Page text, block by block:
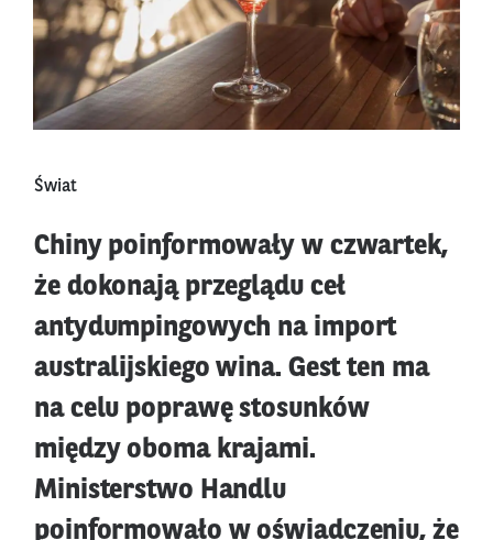
Świat
Chiny poinformowały w czwartek,
że dokonają przeglądu ceł
antydumpingowych na import
australijskiego wina. Gest ten ma
na celu poprawę stosunków
między oboma krajami.
Ministerstwo Handlu
poinformowało w oświadczeniu, że